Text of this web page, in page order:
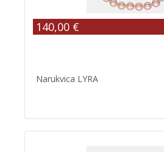
140,00 €
Narukvica LYRA